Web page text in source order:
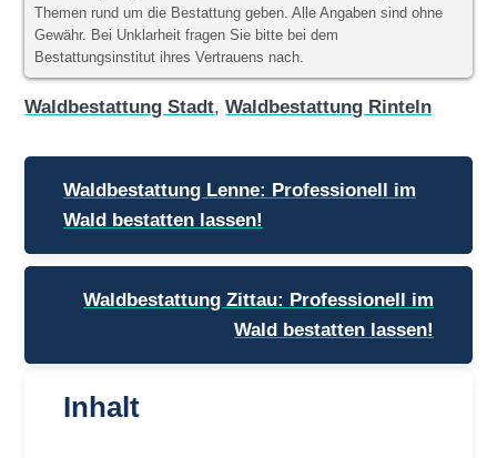
Themen rund um die Bestattung geben. Alle Angaben sind ohne
Gewähr. Bei Unklarheit fragen Sie bitte bei dem
Bestattungsinstitut ihres Vertrauens nach.
Waldbestattung Stadt,Waldbestattung Rinteln
Beitragsnavigation
Waldbestattung Lenne: Professionell im
Wald bestatten lassen!
Waldbestattung Zittau: Professionell im
Wald bestatten lassen!
Inhalt